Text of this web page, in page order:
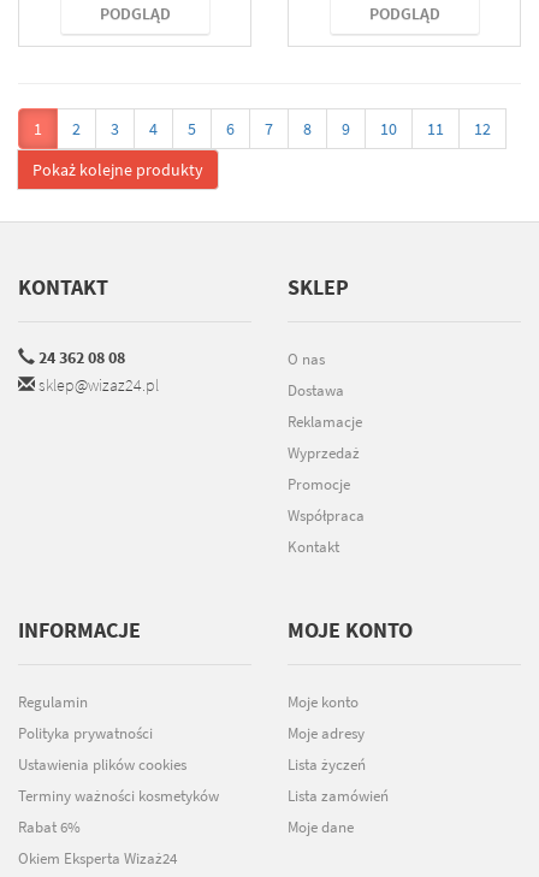
PODGLĄD PODGLĄD
1 2 3 4 5 6 7 8 9 10 11
12
Pokaż kolejne produkty
KONTAKT
24 362 08 08
sklep@wizaz24.pl
SKLEP
O nas
Dostawa
Reklamacje
Wyprzedaż
Promocje
Współpraca
Kontakt
INFORMACJE
Regulamin
Polityka prywatności
Ustawienia plików cookies
Terminy ważności kosmetyków
Rabat 6%
Okiem Eksperta Wizaż24
MOJE KONTO
Moje konto
Moje adresy
Lista życzeń
Lista zamówień
Moje dane